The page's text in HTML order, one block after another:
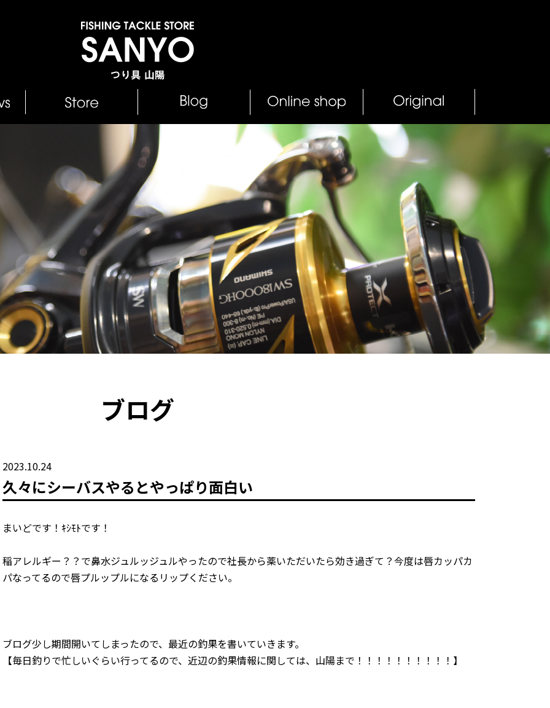
ブログ
2023.10.24
久々にシーバスやるとやっぱり面白い
まいどです！ｷｼﾓﾄです！
稲アレルギー？？で鼻水ジュルッジュルやったので社長から薬いただいたら効き過ぎて？今度は唇カッパカ
パなってるので唇プルップルになるリップください。
ブログ少し期間開いてしまったので、最近の釣果を書いていきます。
【毎日釣りで忙しいぐらい行ってるので、近辺の釣果情報に関しては、山陽まで！！！！！！！！！！】